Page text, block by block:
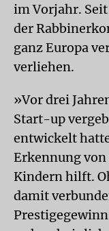
im Vorjahr.
der
ganz Europa
verliehen.
»Vor drei
Start-up
entwickelt
Erkennung
Kindern hilft.
damit